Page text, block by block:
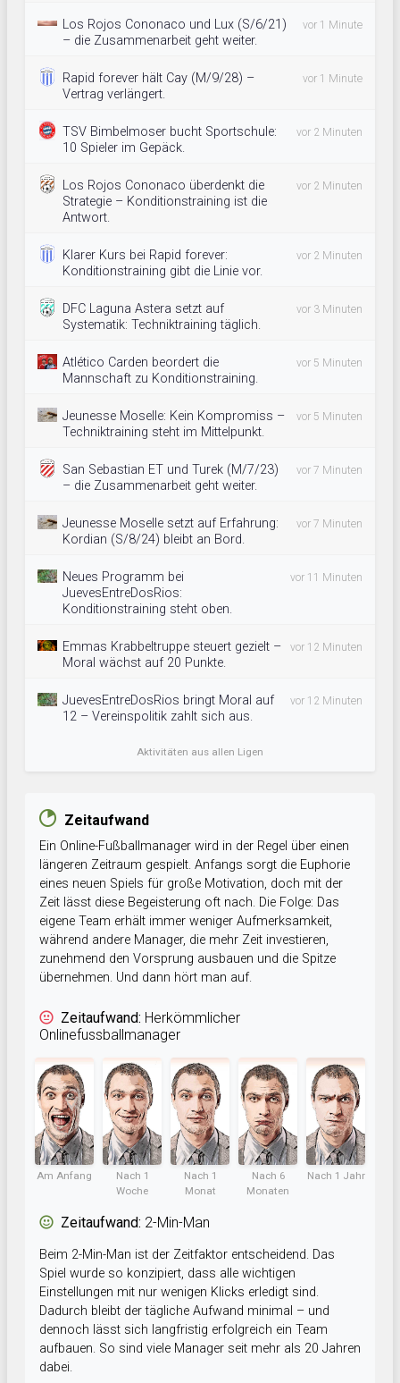
Los Rojos Cononaco und Lux (S/6/21)
– die Zusammenarbeit geht weiter.
vor 1 Minute
Rapid forever hält Cay (M/9/28) –
Vertrag verlängert.
vor 1 Minute
TSV Bimbelmoser bucht Sportschule:
10 Spieler im Gepäck.
vor 2 Minuten
Los Rojos Cononaco überdenkt die
Strategie – Konditionstraining ist die
Antwort.
vor 2 Minuten
Klarer Kurs bei Rapid forever:
Konditionstraining gibt die Linie vor.
vor 2 Minuten
DFC Laguna Astera setzt auf
Systematik: Techniktraining täglich.
vor 3 Minuten
Atlético Carden beordert die
Mannschaft zu Konditionstraining.
vor 5 Minuten
Jeunesse Moselle: Kein Kompromiss –
Techniktraining steht im Mittelpunkt.
vor 5 Minuten
San Sebastian ET und Turek (M/7/23)
– die Zusammenarbeit geht weiter.
vor 7 Minuten
Jeunesse Moselle setzt auf Erfahrung:
Kordian (S/8/24) bleibt an Bord.
vor 7 Minuten
Neues Programm bei
JuevesEntreDosRios:
Konditionstraining steht oben.
vor 11 Minuten
Emmas Krabbeltruppe steuert gezielt –
Moral wächst auf 20 Punkte.
vor 12 Minuten
JuevesEntreDosRios bringt Moral auf
12 – Vereinspolitik zahlt sich aus.
vor 12 Minuten
Aktivitäten aus allen Ligen
Zeitaufwand
Ein Online-Fußballmanager wird in der Regel über einen
längeren Zeitraum gespielt. Anfangs sorgt die Euphorie
eines neuen Spiels für große Motivation, doch mit der
Zeit lässt diese Begeisterung oft nach. Die Folge: Das
eigene Team erhält immer weniger Aufmerksamkeit,
während andere Manager, die mehr Zeit investieren,
zunehmend den Vorsprung ausbauen und die Spitze
übernehmen. Und dann hört man auf.
Zeitaufwand: Herkömmlicher
Onlinefussballmanager
Am Anfang
Nach 1
Woche
Nach 1
Monat
Nach 6
Monaten
Nach 1 Jahr
Zeitaufwand: 2-Min-Man
Beim 2-Min-Man ist der Zeitfaktor entscheidend. Das
Spiel wurde so konzipiert, dass alle wichtigen
Einstellungen mit nur wenigen Klicks erledigt sind.
Dadurch bleibt der tägliche Aufwand minimal – und
dennoch lässt sich langfristig erfolgreich ein Team
aufbauen. So sind viele Manager seit mehr als 20 Jahren
dabei.